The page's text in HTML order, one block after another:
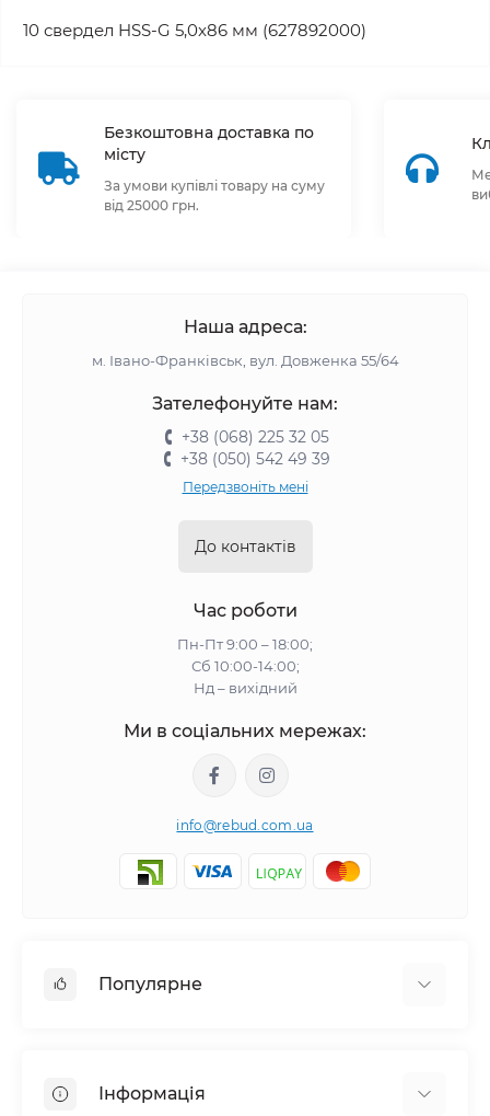
10 свердел HSS-G 5,0x86 мм (627892000)
Безкоштовна доставка по
місту
За умови купівлі товару на суму
від 25000 грн.
Наша адреса:
м. Івано-Франківськ, вул. Довженка 55/64
Зателефонуйте нам:
+38 (068) 225 32 05
+38 (050) 542 49 39
Передзвоніть мені
До контактів
Час роботи
Пн-Пт 9:00 – 18:00;
Сб 10:00-14:00;
Нд – вихідний
Ми в соціальних мережах:
info@rebud.com.ua
Популярне
Гіпсокартонні системи
Інформація